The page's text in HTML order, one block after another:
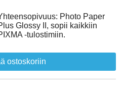
Photo Paper
Glossy II, sopii kaikkiin
-tulostimiin.
ostoskoriin